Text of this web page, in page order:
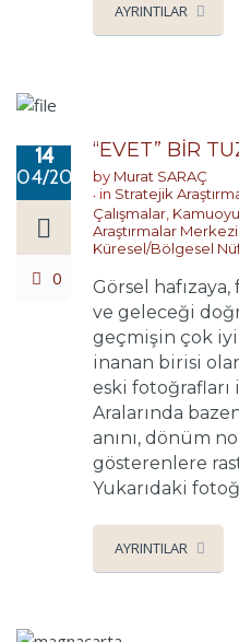
AYRINTILAR
14
04/2017
0
“EVET” BİR
by Murat SARAÇ
in Stratejik
Çalışmalar Kamuoyu
Araştırmalar Merkezi
Küresel/Bölgesel
Görsel
ve geleceği
geçmişin çok
inanan birisi
eski fotoğrafları
Aralarında
anını, dönüm
gösterenlere
Yukarıdaki
AYRINTILAR